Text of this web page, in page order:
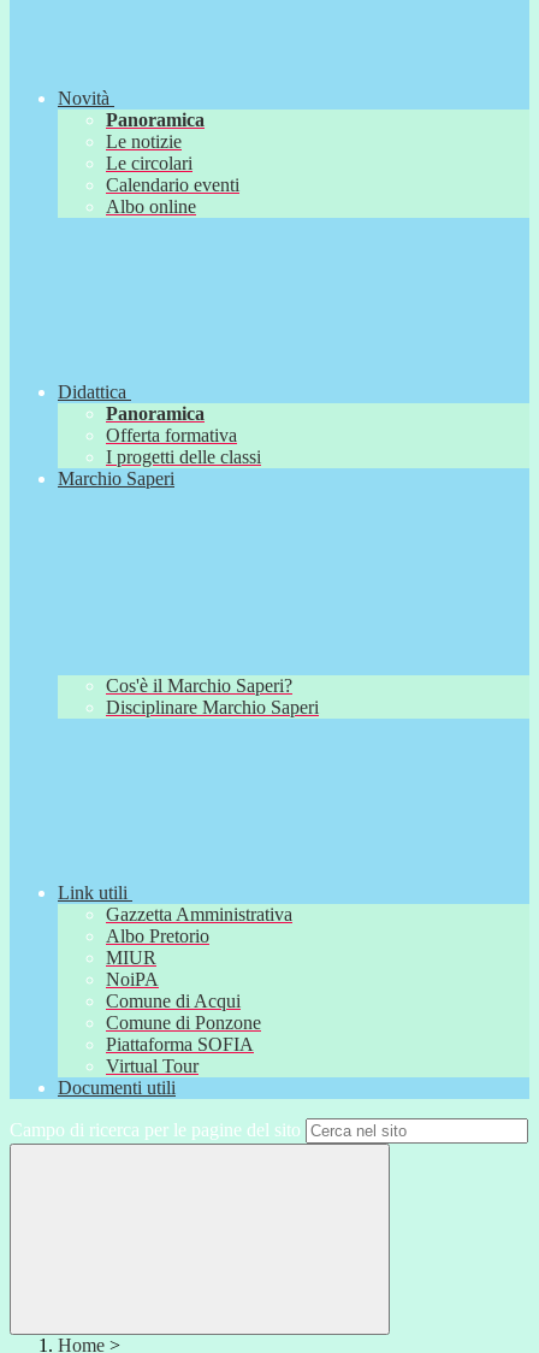
Novità
Panoramica
Le notizie
Le circolari
Calendario eventi
Albo online
Didattica
Panoramica
Offerta formativa
I progetti delle classi
Marchio Saperi
Cos'è il Marchio Saperi?
Disciplinare Marchio Saperi
Link utili
Gazzetta Amministrativa
Albo Pretorio
MIUR
NoiPA
Comune di Acqui
Comune di Ponzone
Piattaforma SOFIA
Virtual Tour
Documenti utili
Campo di ricerca per le pagine del sito
Home >